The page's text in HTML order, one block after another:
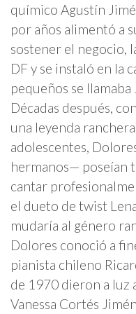
químico Agustín
por años alimentó a
sostener el negocio,
DF y se instaló en la
pequeños se
Décadas después,
una leyenda
adolescentes,
hermanos— poseían
cantar
el dueto de twist
mudaría al género
Dolores conoció a
pianista chileno
de 1970 dieron a luz
Vanessa Cortés